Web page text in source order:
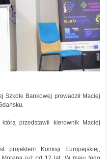
Szkole Bankowej prowadził Maciej
przedstawił kierownik Maciej
projektem Komisji Europejskiej,